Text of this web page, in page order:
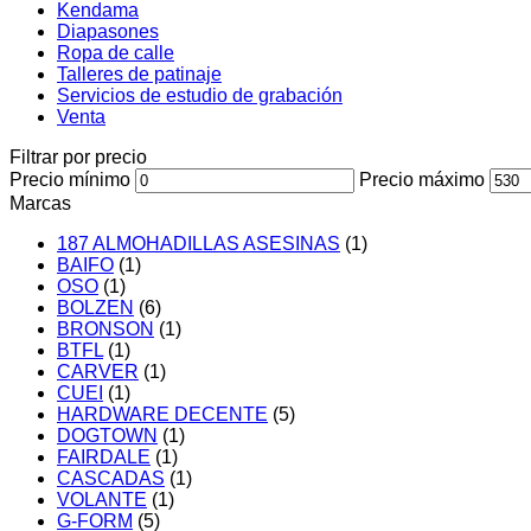
Kendama
Diapasones
Ropa de calle
Talleres de patinaje
Servicios de estudio de grabación
Venta
Filtrar por precio
Precio mínimo
Precio máximo
Marcas
187 ALMOHADILLAS ASESINAS (1)
BAIFO (1)
OSO (1)
BOLZEN (6)
BRONSON (1)
BTFL (1)
CARVER (1)
CUEI (1)
HARDWARE DECENTE (5)
DOGTOWN (1)
FAIRDALE (1)
CASCADAS (1)
VOLANTE (1)
G-FORM (5)